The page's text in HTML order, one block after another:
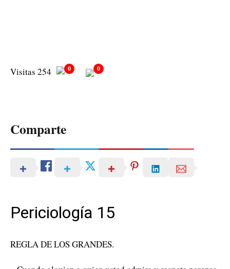
Visitas 254 0 0
Comparte
Periciología 15
REGLA DE LOS GRANDES.